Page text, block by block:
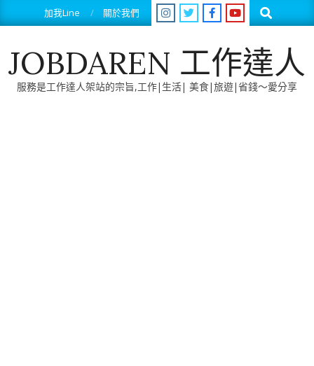
to
加我Line 關於我們 Search
JOBDAREN 工作達人
服務是工作達人架站的宗旨,工作|生活| 美食|旅遊|省錢～愛分享